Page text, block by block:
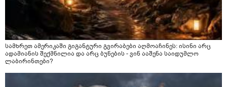
სამხრეთ ამერიკაში გიგანტური გვირაბები აღმოაჩინეს: ისინი არც
ადამიანის შექმნილია და არც ბუნების - ვინ ააშენა საიდუმლო
ლაბირინთები?